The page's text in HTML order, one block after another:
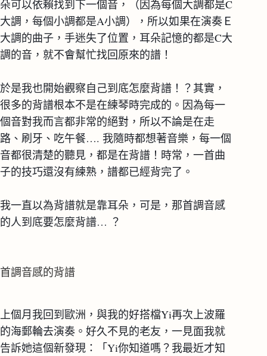
朵可以依賴找到下一個音，（因為每個大調都是C
大調，每個小調都是A小調），所以如果在演奏Ｅ
大調的曲子，手迷失了位置，耳朵記憶的都是C大
調的音，就不會幫忙找回原來的譜！
於是我也開始觀察自己到底怎麼背譜！？其實，
很多的背譜根本不是在練琴時完成的。因為每一
個音對我而言都非常的絕對，所以不論是在走
路、刷牙、吃午餐…. 我隨時都想著音樂，每一個
音都很清楚的聽見，都是在背譜！時常，一首曲
子的技巧還沒有練熟，譜都已經背完了。
我一直以為背譜就是靠耳朵，可是，那首調音感
的人到底要怎麼背譜… ？
首調音感的背譜
上個月我回到歐洲，與我的好搭檔Yi再次上波羅
的海郵輪去演奏。好久不見的老友，一見面我就
告訴她這個新發現：「Yi你知道嗎？我最近才知